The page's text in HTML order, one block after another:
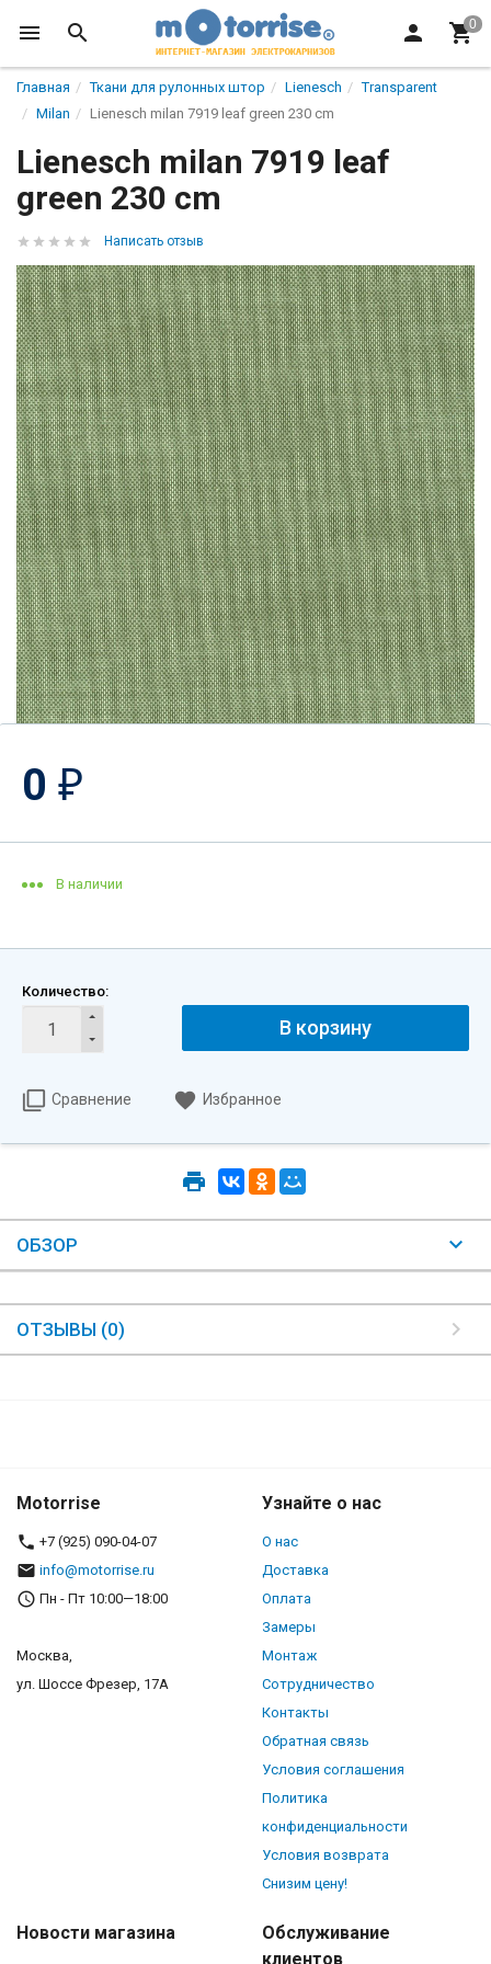
Главная Ткани для рулонных штор Lienesch
Transparent
Milan
Lienesch milan 7919 leaf green 230 cm
Lienesch milan 7919 leaf
green 230 cm
Написать отзыв
0 ₽
В наличии
Количество:
В корзину
Сравнение Избранное
ОБЗОР
ОТЗЫВЫ (0)
Motorrise
+7 (925) 090-04-07
info@motorrise.ru
Пн - Пт 10:00—18:00
Москва,
ул. Шоссе Фрезер, 17А
Узнайте о нас
О нас
Доставка
Оплата
Замеры
Монтаж
Сотрудничество
Контакты
Обратная связь
Условия соглашения
Политика
конфиденциальности
Условия возврата
Снизим цену!
Новости магазина
Обслуживание
клиентов